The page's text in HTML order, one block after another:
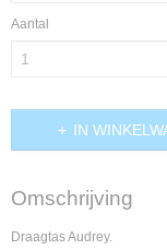
Aantal
IN
Omschrijving
Draagtas Audrey.